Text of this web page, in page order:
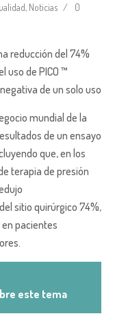
, Noticias
0
reducción del 74%
uso de PICO ™
de un solo uso
mundial de la
de un ensayo
que, en los
terapia de presión
sitio quirúrgico 74%,
pacientes
este tema